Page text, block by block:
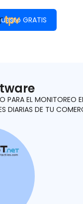
GRATIS
PARA EL MONITOREO
DIARIAS DE TU